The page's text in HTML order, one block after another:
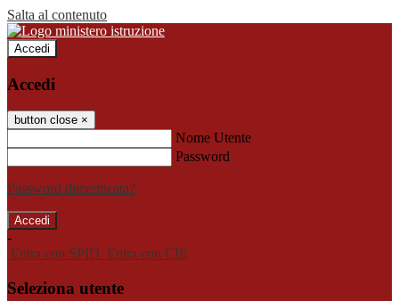
Salta al contenuto
Accedi
Accedi
button close ×
Nome Utente
Password
Password dimenticata?
-
Entra con SPID Entra con CIE
Seleziona utente